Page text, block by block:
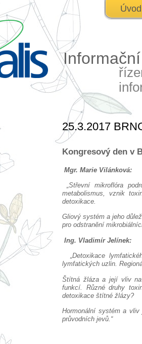
Úvod
25.3.2017
Kongresový den v
Mgr. Marie Vilánková:
„Střevní mikroflóra
metabolismus, vznik
detoxikace.
Gliový systém a jeho
pro odstranění
Ing. Vladimír Jelínek:
„Detoxikace
lymfatických uzlin.
Štítná žláza a její vliv na
funkcí. Různé druhy
detoxikace štítné žlázy?
Hormonální systém a vliv
průvodních jevů.“